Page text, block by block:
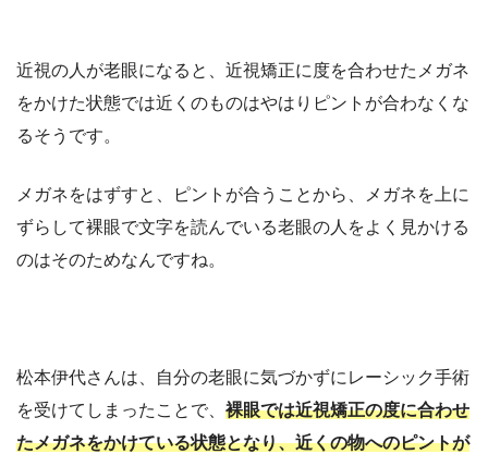
近視の人が老眼になると、近視矯正に度を合わせたメガネ
をかけた状態では近くのものはやはりピントが合わなくな
るそうです。
メガネをはずすと、ピントが合うことから、メガネを上に
ずらして裸眼で文字を読んでいる老眼の人をよく見かける
のはそのためなんですね。
松本伊代さんは、自分の老眼に気づかずにレーシック手術
を受けてしまったことで、 裸眼では近視矯正の度に合わせ
たメガネをかけている状態となり、近くの物へのピントが